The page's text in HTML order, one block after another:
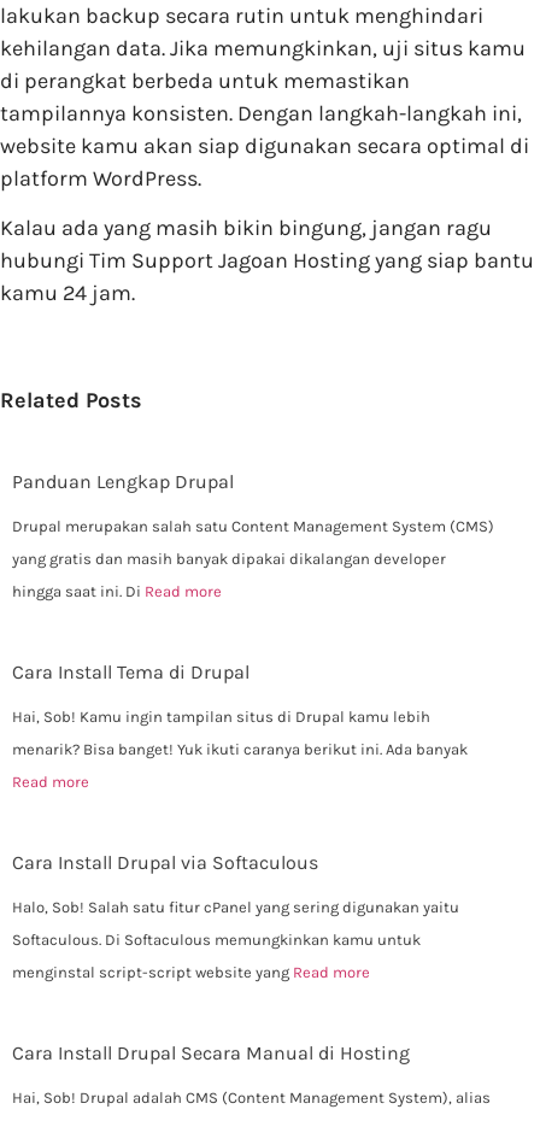
lakukan backup secara rutin untuk menghindari
kehilangan data. Jika memungkinkan, uji situs kamu
di perangkat berbeda untuk memastikan
tampilannya konsisten. Dengan langkah-langkah ini,
website kamu akan siap digunakan secara optimal di
platform WordPress.
Kalau ada yang masih bikin bingung, jangan ragu
hubungi Tim Support Jagoan Hosting yang siap bantu
kamu 24 jam.
Related Posts
Panduan Lengkap Drupal
Drupal merupakan salah satu Content Management System (CMS)
yang gratis dan masih banyak dipakai dikalangan developer
hingga saat ini. Di Read more
Cara Install Tema di Drupal
Hai, Sob! Kamu ingin tampilan situs di Drupal kamu lebih
menarik? Bisa banget! Yuk ikuti caranya berikut ini. Ada banyak
Read more
Cara Install Drupal via Softaculous
Halo, Sob! Salah satu fitur cPanel yang sering digunakan yaitu
Softaculous. Di Softaculous memungkinkan kamu untuk
menginstal script-script website yang Read more
Cara Install Drupal Secara Manual di Hosting
Hai, Sob! Drupal adalah CMS (Content Management System), alias